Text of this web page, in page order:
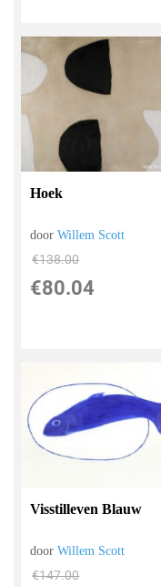
Hoek
doorWillem Scott
€138.00
€80.04
Visstilleven Blauw
doorWillem Scott
€147.00